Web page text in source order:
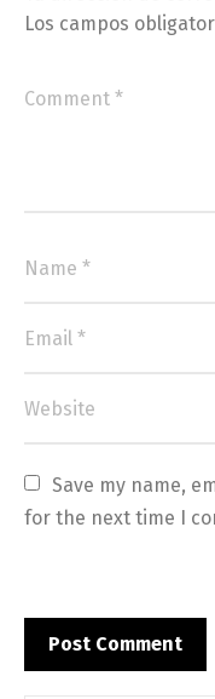
Los campos
Save my name,
for the next time I